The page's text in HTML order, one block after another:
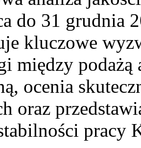
do 31 grudnia
kluczowe
między podażą
ocenia
oraz
pracy